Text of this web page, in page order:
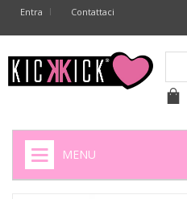
Entra Contattaci
MENU